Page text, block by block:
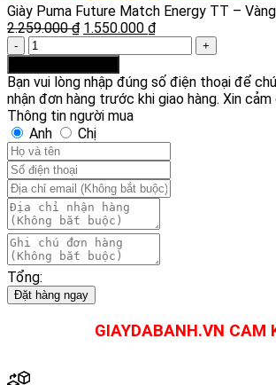
Giày Puma Future Match Energy TT –
2.259.000₫ Giá
là:
2.259.000 ₫.
1.550.000 ₫Giá
tại
là:
1.550.000 ₫.
Giày
Puma
Future
Match
Energy
TT
-
Vàng
Chanh
số
lượng
Bạn vui lòng nhập đúng số điện thoại để
nhận đơn hàng trước khi giao hàng. Xin cảm
Thông tin người mua
Anh
Chị
Tổng:
Đặt hàng ngay
GIAYDABANH.VN CAM